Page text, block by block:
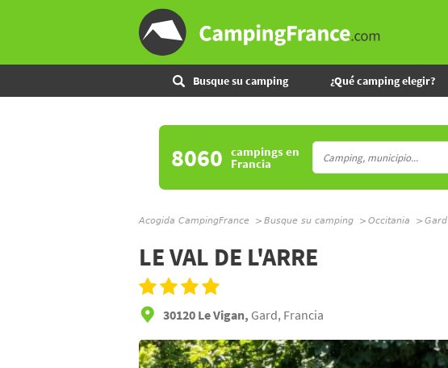
Busque su camping ¿Qué camping elegir?
8060 campingsen
Francia
Acogida CampingFrance Busque su camping Occitania Gard
LE VAL DE L'ARRE
30120 Le Vigan, Gard, Francia